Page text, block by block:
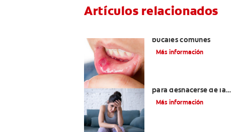
Artículos relacionados
bucales comunes
Más información
para deshacerse de las
lesiones bucales
Más información